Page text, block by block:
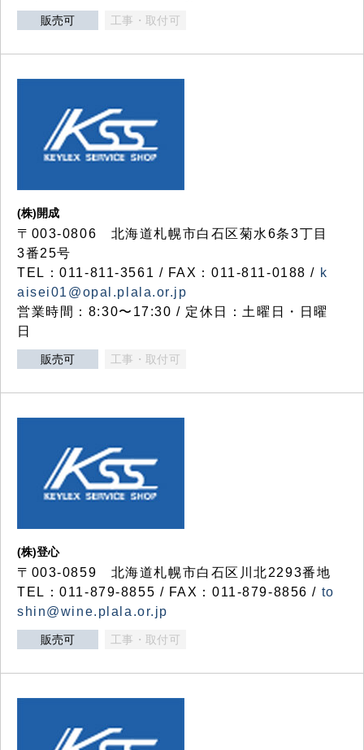
販売可 工事・取付可
(株)開成
〒003-0806 北海道札幌市白石区菊水6条3丁目
3番25号
TEL：011-811-3561 / FAX：011-811-0188 / k
aisei01@opal.plala.or.jp
営業時間：8:30〜17:30 / 定休日：土曜日・日曜
日
販売可 工事・取付可
(株)登心
〒003-0859 北海道札幌市白石区川北2293番地
TEL：011-879-8855 / FAX：011-879-8856 / to
shin@wine.plala.or.jp
販売可 工事・取付可